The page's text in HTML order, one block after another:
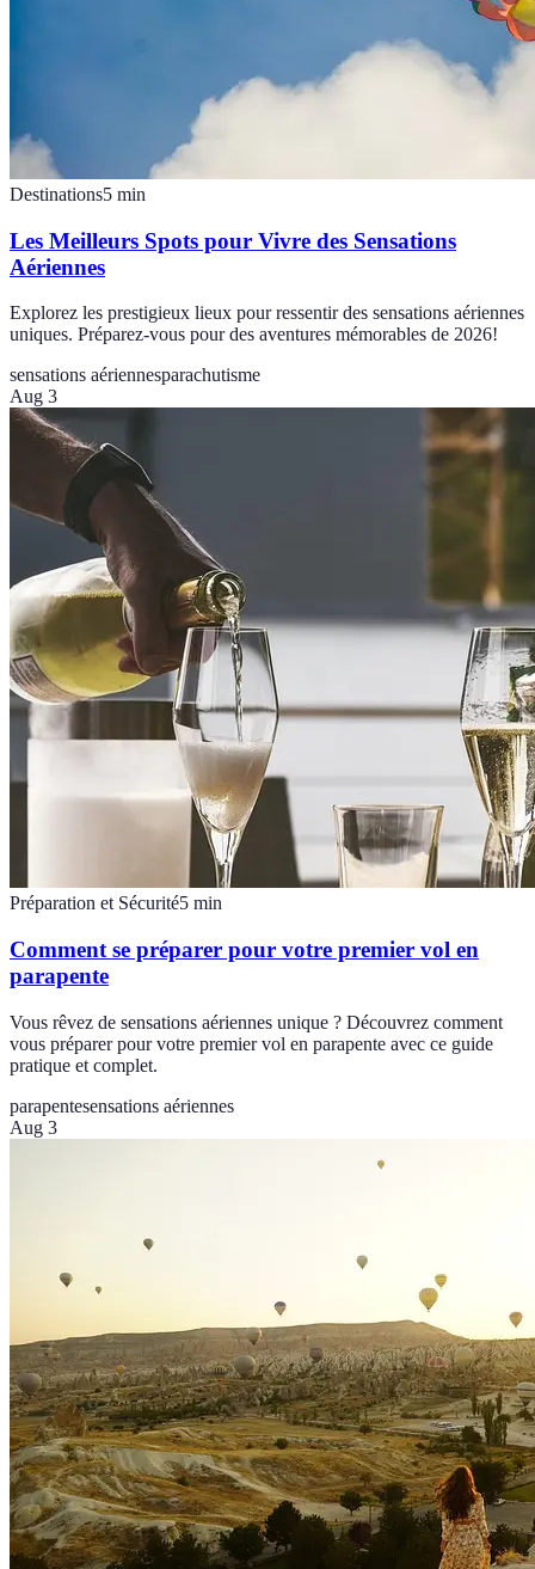
Destinations5 min
Les Meilleurs Spots pour Vivre des Sensations
Aériennes
Explorez les prestigieux lieux pour ressentir des sensations aériennes
uniques. Préparez-vous pour des aventures mémorables de 2026!
sensations aériennesparachutisme
Aug 3
Préparation et Sécurité5 min
Comment se préparer pour votre premier vol en
parapente
Vous rêvez de sensations aériennes unique ? Découvrez comment
vous préparer pour votre premier vol en parapente avec ce guide
pratique et complet.
parapentesensations aériennes
Aug 3